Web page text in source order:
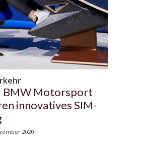
BMW Motorsport
innovatives SIM-
2020